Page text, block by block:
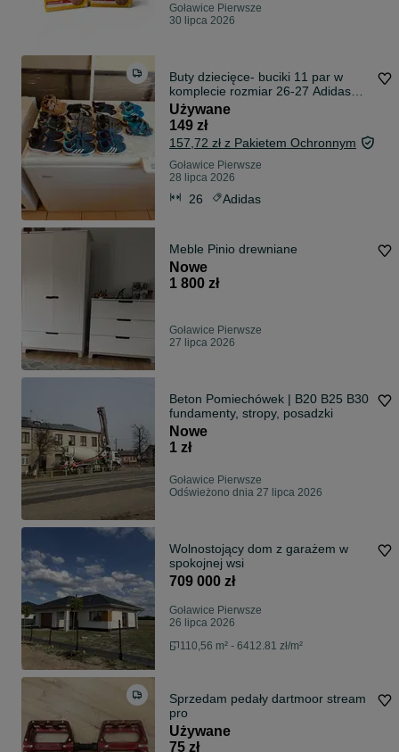
Goławice Pierwsze
30 lipca 2026
Buty dziecięce- buciki 11 par w
komplecie rozmiar 26-27 Adidas
Fila Martens Lasocki Puma
Używane
149 zł
157,72 zł z Pakietem Ochronnym
Goławice Pierwsze
28 lipca 2026
26 Adidas
Meble Pinio drewniane
Nowe
1 800 zł
Goławice Pierwsze
27 lipca 2026
Beton Pomiechówek | B20 B25 B30
fundamenty, stropy, posadzki
Nowe
1 zł
Goławice Pierwsze
Odświeżono dnia 27 lipca 2026
Wolnostojący dom z garażem w
spokojnej wsi
709 000 zł
Goławice Pierwsze
26 lipca 2026
110,56 m² - 6412.81 zł/m²
Sprzedam pedały dartmoor stream
pro
Używane
75 zł